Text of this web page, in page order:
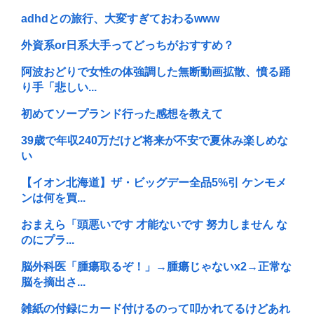
adhdとの旅行、大変すぎておわるwww
外資系or日系大手ってどっちがおすすめ？
阿波おどりで女性の体強調した無断動画拡散、憤る踊
り手「悲しい...
初めてソープランド行った感想を教えて
39歳で年収240万だけど将来が不安で夏休み楽しめな
い
【イオン北海道】ザ・ビッグデー全品5%引 ケンモメ
ンは何を買...
おまえら「頭悪いです 才能ないです 努力しません な
のにプラ...
脳外科医「腫瘍取るぞ！」→腫瘍じゃないx2→正常な
脳を摘出さ...
雑紙の付録にカード付けるのって叩かれてるけどあれ